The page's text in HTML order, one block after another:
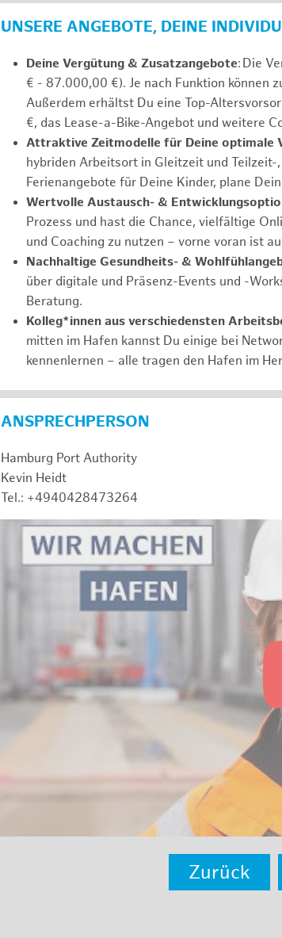
UNSERE ANGEBOTE, DEINE
Deine Vergütung & Zusatzangebote: Die
€ - 87.000,00 €). Je nach Funktion können
Außerdem erhältst Du eine Top-
€, das Lease-a-Bike-Angebot und weitere
Attraktive Zeitmodelle für Deine optimale
hybriden Arbeitsort in Gleitzeit und
Ferienangebote für Deine Kinder, plane
Wertvolle Austausch- &
Prozess und hast die Chance, vielfältige
und Coaching zu nutzen – vorne voran ist
Nachhaltige Gesundheits- &
über digitale und Präsenz-Events und -
Beratung.
Kolleg*innen aus verschiedensten
mitten im Hafen kannst Du einige bei
kennenlernen – alle tragen den Hafen im
ANSPRECHPERSON
Hamburg Port Authority
Kevin Heidt
Tel.: +4940428473264
Zurück